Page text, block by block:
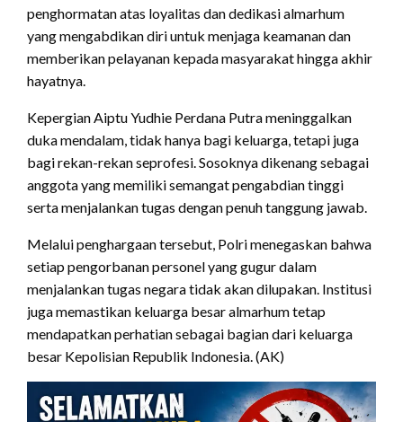
penghormatan atas loyalitas dan dedikasi almarhum
yang mengabdikan diri untuk menjaga keamanan dan
memberikan pelayanan kepada masyarakat hingga akhir
hayatnya.
Kepergian Aiptu Yudhie Perdana Putra meninggalkan
duka mendalam, tidak hanya bagi keluarga, tetapi juga
bagi rekan-rekan seprofesi. Sosoknya dikenang sebagai
anggota yang memiliki semangat pengabdian tinggi
serta menjalankan tugas dengan penuh tanggung jawab.
Melalui penghargaan tersebut, Polri menegaskan bahwa
setiap pengorbanan personel yang gugur dalam
menjalankan tugas negara tidak akan dilupakan. Institusi
juga memastikan keluarga besar almarhum tetap
mendapatkan perhatian sebagai bagian dari keluarga
besar Kepolisian Republik Indonesia. (AK)